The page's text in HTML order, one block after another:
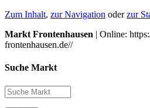
Zum Inhalt, zur Navigation oderzur
Markt Frontenhausen | Online:
frontenhausen.de//
Suche Markt